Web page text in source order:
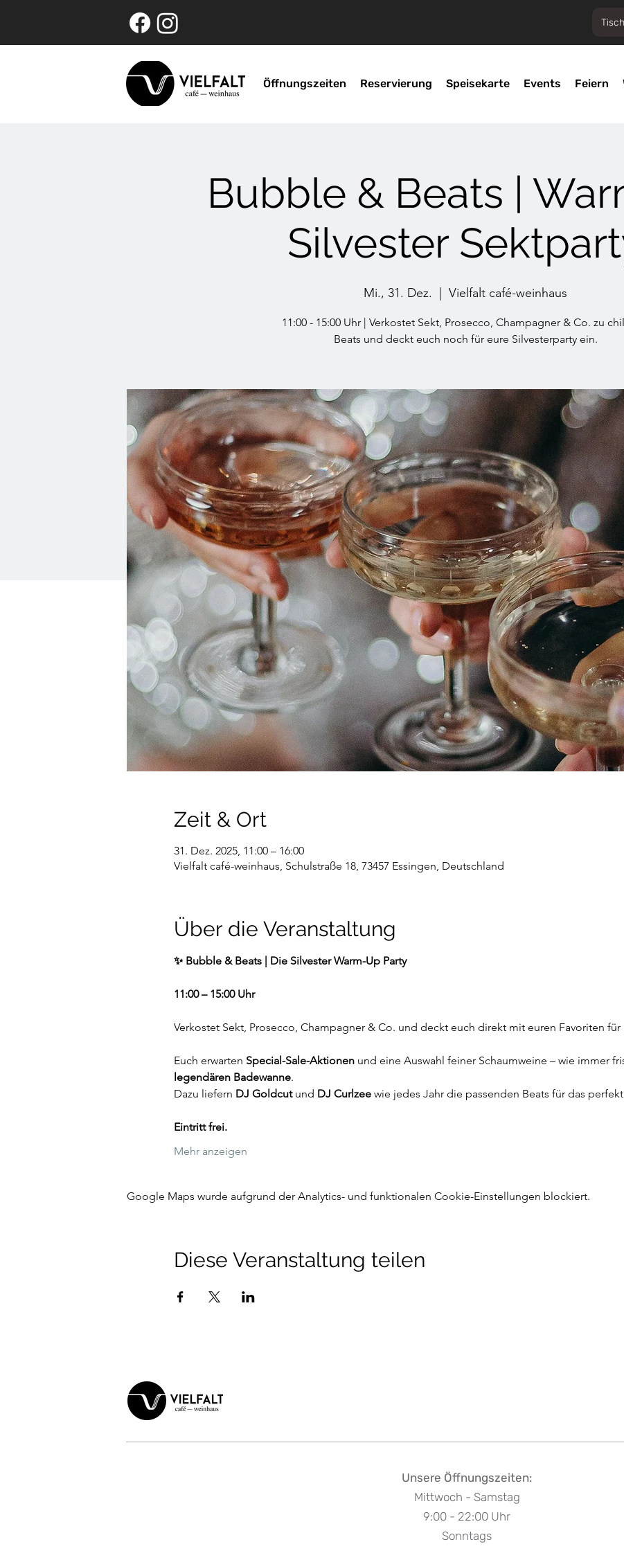
Öffnungszeiten Reservierung Speisekarte Events Feiern
Bubble & Beats |
Silvester
Mi., 31. Dez. Vielfalt café-weinhaus
11:00 - 15:00 Uhr | Verkostet Sekt, Prosecco, Champagner & Co. zu
Beats und deckt euch noch für eure Silvesterparty ein.
Zeit & Ort
31. Dez. 2025, 11:00 – 16:00
Vielfalt café-weinhaus, Schulstraße 18, 73457 Essingen, Deutschland
Über die Veranstaltung
✨ Bubble & Beats | Die Silvester Warm-Up Party
11:00 – 15:00 Uhr
Verkostet Sekt, Prosecco, Champagner & Co. und deckt euch direkt mit euren Favoriten für
Euch erwarten Special-Sale-Aktionen und eine Auswahl feiner Schaumweine – wie immer
legendären Badewanne.
Dazu liefern DJ Goldcut und DJ Curlzee wie jedes Jahr die passenden Beats für das
Eintritt frei.
Mehr anzeigen
Google Maps wurde aufgrund der Analytics- und funktionalen Cookie-Einstellungen blockiert.
Diese Veranstaltung teilen
Unsere Öffnungszeiten:
Mittwoch - Samstag
9:00 - 22:00 Uhr
Sonntags